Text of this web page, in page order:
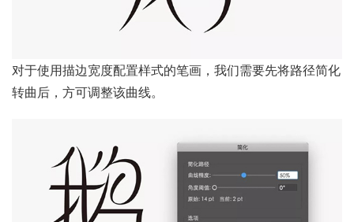
对于使用描边宽度配置样式的笔画，我们需要先将路径简化
转曲后，方可调整该曲线。